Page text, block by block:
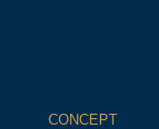
CONCEPT